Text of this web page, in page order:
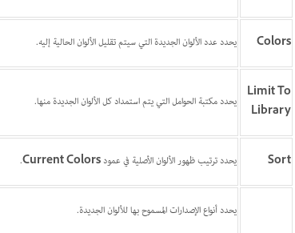
Colors يحدد عدد الألوان الجديدة التي سيتم تقليل الألوان الحالية إليه.
Limit To
Library
يحدد مكتبة الحوامل التي يتم استمداد كل الألوان الجديدة منها.
Sort يحدد ترتيب ظهور الألوان الأصلية في عمودCurrent Colors
.
يحدد أنواع الإصدارات المسموح بها للألوان الجديدة.